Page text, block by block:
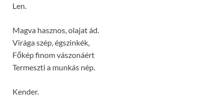
Len.
Magva hasznos, olajat ád.
Virága szép, égszinkék,
Főkép finom vászonáért
Termeszti a munkás nép.
Kender.